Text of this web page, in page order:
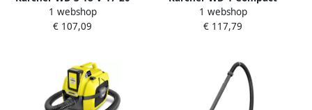
Accu Nat- en
droogstofzuiger 1.628-550.0
1 webshop
€ 107,09
Battery Accu Nat- en
droogstofzuiger 1.198-300.0
1 webshop
€ 117,79